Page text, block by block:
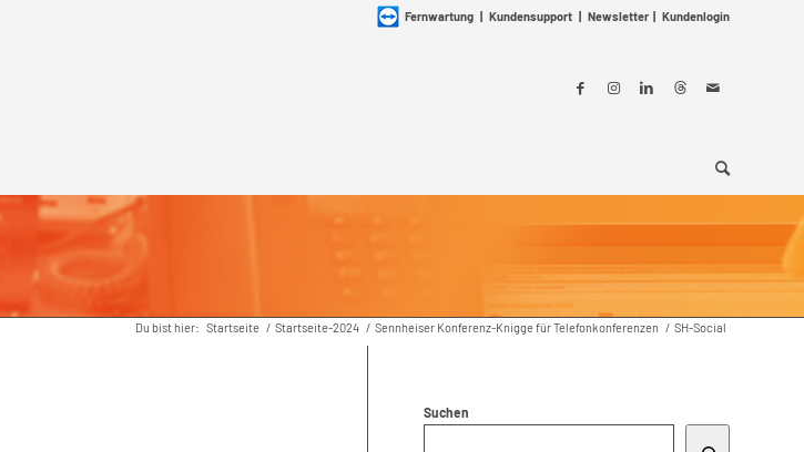
Fernwartung | Kundensupport | Newsletter | Kundenlogin
Du bist hier: Startseite / Startseite-2024 / Sennheiser Konferenz-Knigge für Telefonkonferenzen / SH-Social
Suchen